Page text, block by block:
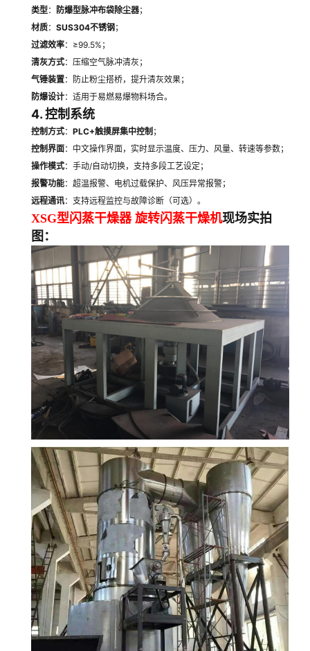
类型： 防爆型脉冲布袋除尘器；
材质： SUS304不锈钢 ；
过滤效率：≥99.5%；
清灰方式：压缩空气脉冲清灰；
气锤装置：防止粉尘搭桥，提升清灰效果；
防爆设计：适用于易燃易爆物料场合。
4. 控制系统
控制方式： PLC+触摸屏集中控制 ；
控制界面：中文操作界面，实时显示温度、压力、风量、转速等参数；
操作模式：手动/自动切换，支持多段工艺设定；
报警功能：超温报警、电机过载保护、风压异常报警；
远程通讯：支持远程监控与故障诊断（可选）。
XSG型闪蒸干燥器 旋转闪蒸干燥机现场实拍
图：